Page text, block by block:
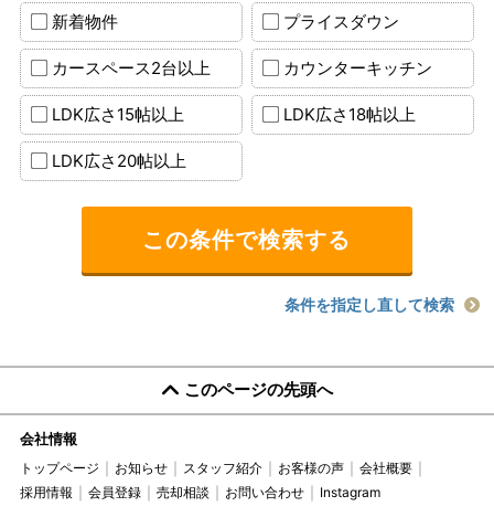
新着物件 プライスダウン
カースペース2台以上 カウンターキッチン
LDK広さ15帖以上 LDK広さ18帖以上
LDK広さ20帖以上
条件を指定し直して検索
このページの先頭へ
会社情報
トップページ お知らせ スタッフ紹介 お客様の声
会社概要
採用情報
会員登録 売却相談 お問い合わせ Instagram